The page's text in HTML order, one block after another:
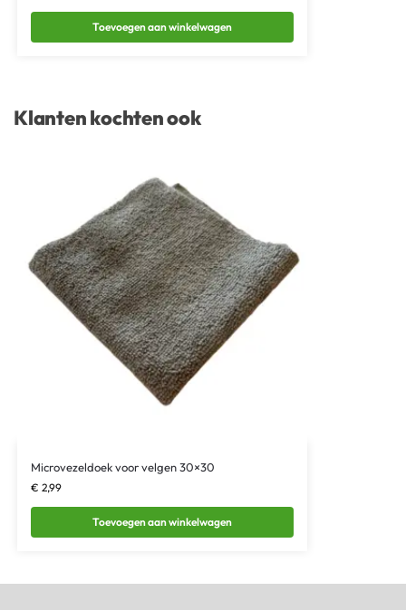
Toevoegen aan winkelwagen
Klanten kochten ook
Microvezeldoek voor velgen 30×30
€ 2,99
Toevoegen aan winkelwagen